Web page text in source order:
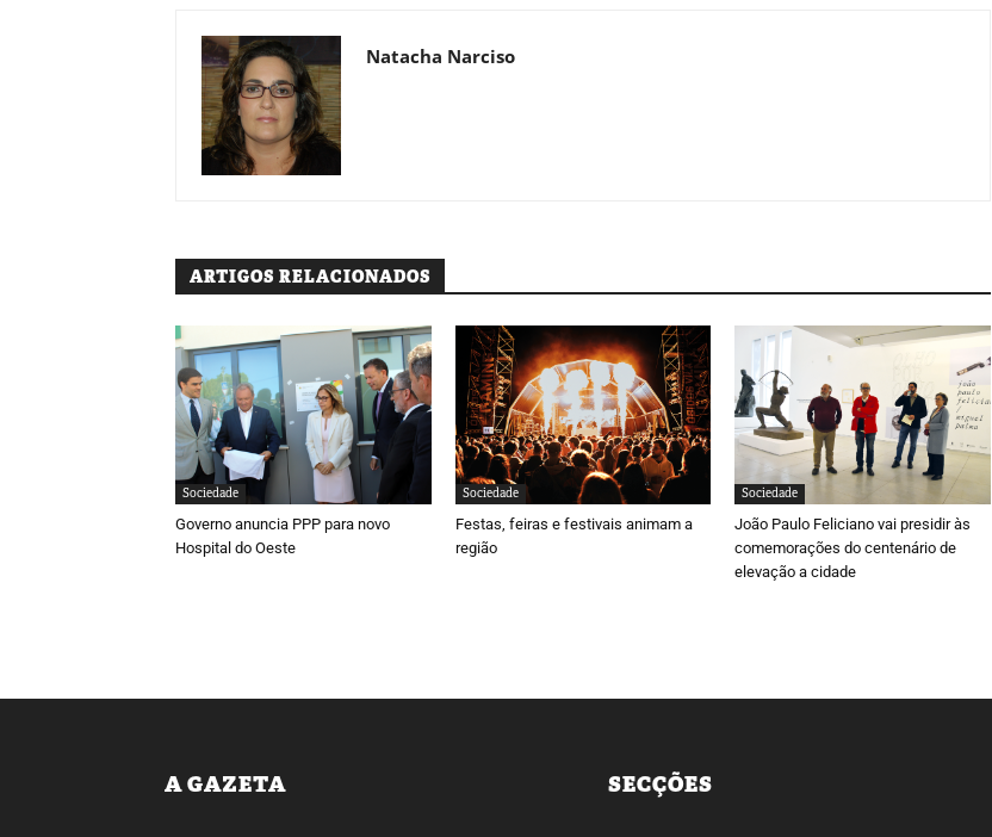
Natacha Narciso
ARTIGOS RELACIONADOS
Sociedade
Governo anuncia PPP para novo
Hospital do Oeste
Sociedade
Festas, feiras e festivais animam a
região
Sociedade
João Paulo Feliciano vai presidir às
comemorações do centenário de
elevação a cidade
A GAZETA SECÇÕES